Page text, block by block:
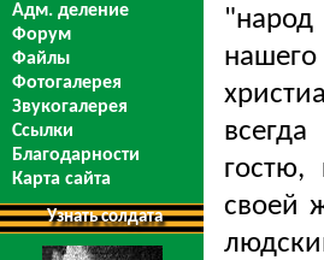
Адм. деление
Форум
Файлы
Фотогалерея
Звукогалерея
Ссылки
Благодарности
Карта сайта
Узнать солдата
своей